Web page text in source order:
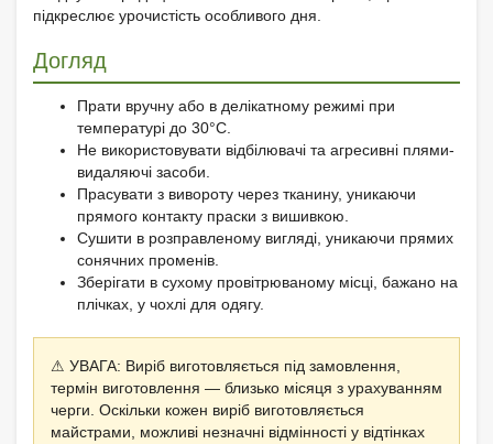
підкреслює урочистість особливого дня.
Догляд
Прати вручну або в делікатному режимі при
температурі до 30°C.
Не використовувати відбілювачі та агресивні плями-
видаляючі засоби.
Прасувати з вивороту через тканину, уникаючи
прямого контакту праски з вишивкою.
Сушити в розправленому вигляді, уникаючи прямих
сонячних променів.
Зберігати в сухому провітрюваному місці, бажано на
плічках, у чохлі для одягу.
⚠ УВАГА: Виріб виготовляється під замовлення,
термін виготовлення — близько місяця з урахуванням
черги. Оскільки кожен виріб виготовляється
майстрами, можливі незначні відмінності у відтінках